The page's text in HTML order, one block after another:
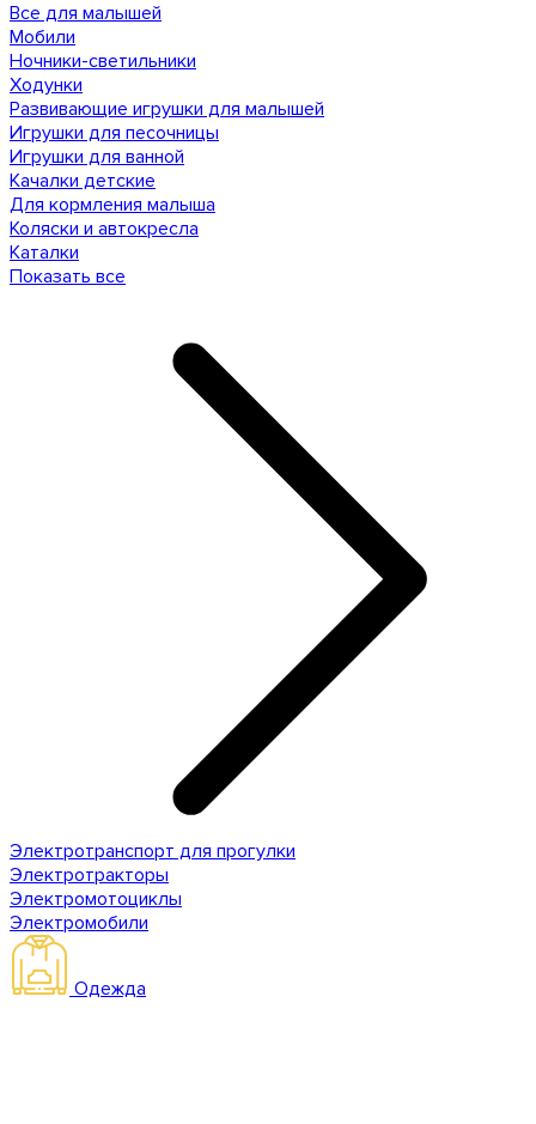
Все для малышей
Мобили
Ночники-светильники
Ходунки
Развивающие игрушки для малышей
Игрушки для песочницы
Игрушки для ванной
Качалки детские
Для кормления малыша
Коляски и автокресла
Каталки
Показать все
Электротранспорт для прогулки
Электротракторы
Электромотоциклы
Электромобили
Одежда